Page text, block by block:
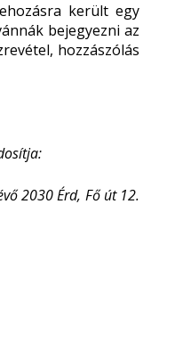
került egy
bejegyezni az
hozzászólás
2030 Érd, Fő út 12.